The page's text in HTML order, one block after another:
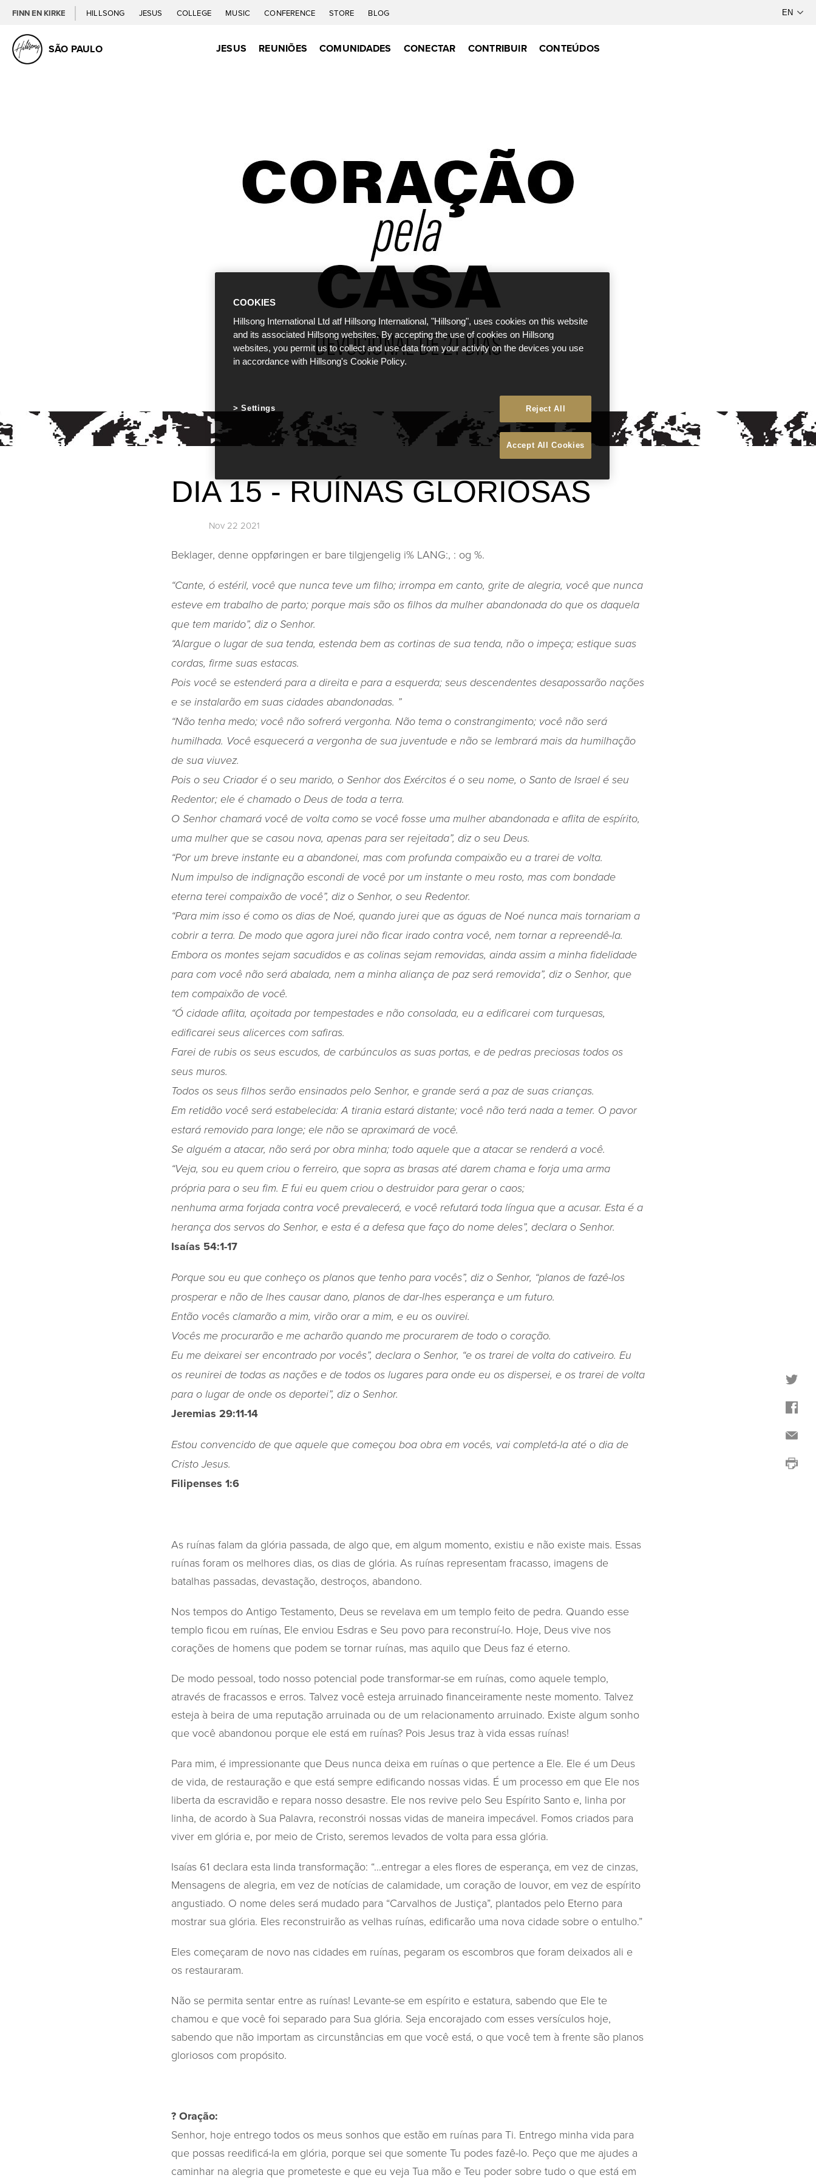
FINN EN KIRKE HILLSONG JESUS COLLEGE MUSIC CONFERENCE STORE BLOG
SÃO PAULO JESUS REUNIÕES COMUNIDADES CONECTAR CONTRIBUIR CONTEÚDOS
DIA 15 - RUÍNAS GLORIOSAS
Nov 22 2021
Beklager, denne oppføringen er bare tilgjengelig i% LANG:, : og %.
“Cante, ó estéril, você que nunca teve um filho; irrompa em canto, grite de alegria, você que nunca
esteve em trabalho de parto; porque mais são os filhos da mulher abandonada do que os daquela
que tem marido”, diz o Senhor.
“Alargue o lugar de sua tenda, estenda bem as cortinas de sua tenda, não o impeça; estique suas
cordas, firme suas estacas.
Pois você se estenderá para a direita e para a esquerda; seus descendentes desapossarão nações
e se instalarão em suas cidades abandonadas. ”
“Não tenha medo; você não sofrerá vergonha. Não tema o constrangimento; você não será
humilhada. Você esquecerá a vergonha de sua juventude e não se lembrará mais da humilhação
de sua viuvez.
Pois o seu Criador é o seu marido, o Senhor dos Exércitos é o seu nome, o Santo de Israel é seu
Redentor; ele é chamado o Deus de toda a terra.
O Senhor chamará você de volta como se você fosse uma mulher abandonada e aflita de espírito,
uma mulher que se casou nova, apenas para ser rejeitada”, diz o seu Deus.
“Por um breve instante eu a abandonei, mas com profunda compaixão eu a trarei de volta.
Num impulso de indignação escondi de você por um instante o meu rosto, mas com bondade
eterna terei compaixão de você”, diz o Senhor, o seu Redentor.
“Para mim isso é como os dias de Noé, quando jurei que as águas de Noé nunca mais tornariam a
cobrir a terra. De modo que agora jurei não ficar irado contra você, nem tornar a repreendê-la.
Embora os montes sejam sacudidos e as colinas sejam removidas, ainda assim a minha fidelidade
para com você não será abalada, nem a minha aliança de paz será removida”, diz o Senhor, que
tem compaixão de você.
“Ó cidade aflita, açoitada por tempestades e não consolada, eu a edificarei com turquesas,
edificarei seus alicerces com safiras.
Farei de rubis os seus escudos, de carbúnculos as suas portas, e de pedras preciosas todos os
seus muros.
Todos os seus filhos serão ensinados pelo Senhor, e grande será a paz de suas crianças.
Em retidão você será estabelecida: A tirania estará distante; você não terá nada a temer. O pavor
estará removido para longe; ele não se aproximará de você.
Se alguém a atacar, não será por obra minha; todo aquele que a atacar se renderá a você.
“Veja, sou eu quem criou o ferreiro, que sopra as brasas até darem chama e forja uma arma
própria para o seu fim. E fui eu quem criou o destruidor para gerar o caos;
nenhuma arma forjada contra você prevalecerá, e você refutará toda língua que a acusar. Esta é a
herança dos servos do Senhor, e esta é a defesa que faço do nome deles”, declara o Senhor.
Isaías 54:1-17
Porque sou eu que conheço os planos que tenho para vocês”, diz o Senhor, “planos de fazê-los
prosperar e não de lhes causar dano, planos de dar-lhes esperança e um futuro.
Então vocês clamarão a mim, virão orar a mim, e eu os ouvirei.
Vocês me procurarão e me acharão quando me procurarem de todo o coração.
Eu me deixarei ser encontrado por vocês”, declara o Senhor, “e os trarei de volta do cativeiro. Eu
os reunirei de todas as nações e de todos os lugares para onde eu os dispersei, e os trarei de volta
para o lugar de onde os deportei”, diz o Senhor.
Jeremias 29:11-14
Estou convencido de que aquele que começou boa obra em vocês, vai completá-la até o dia de
Cristo Jesus.
Filipenses 1:6
As ruínas falam da glória passada, de algo que, em algum momento, existiu e não existe mais. Essas
ruínas foram os melhores dias, os dias de glória. As ruínas representam fracasso, imagens de
batalhas passadas, devastação, destroços, abandono.
Nos tempos do Antigo Testamento, Deus se revelava em um templo feito de pedra. Quando esse
templo ficou em ruínas, Ele enviou Esdras e Seu povo para reconstruí-lo. Hoje, Deus vive nos
corações de homens que podem se tornar ruínas, mas aquilo que Deus faz é eterno.
De modo pessoal, todo nosso potencial pode transformar-se em ruínas, como aquele templo,
através de fracassos e erros. Talvez você esteja arruinado financeiramente neste momento. Talvez
esteja à beira de uma reputação arruinada ou de um relacionamento arruinado. Existe algum sonho
que você abandonou porque ele está em ruínas? Pois Jesus traz à vida essas ruínas!
Para mim, é impressionante que Deus nunca deixa em ruínas o que pertence a Ele. Ele é um Deus
de vida, de restauração e que está sempre edificando nossas vidas. É um processo em que Ele nos
liberta da escravidão e repara nosso desastre. Ele nos revive pelo Seu Espírito Santo e, linha por
linha, de acordo à Sua Palavra, reconstrói nossas vidas de maneira impecável. Fomos criados para
viver em glória e, por meio de Cristo, seremos levados de volta para essa glória.
Isaías 61 declara esta linda transformação: “…entregar a eles flores de esperança, em vez de cinzas,
Mensagens de alegria, em vez de notícias de calamidade, um coração de louvor, em vez de espírito
angustiado. O nome deles será mudado para “Carvalhos de Justiça”, plantados pelo Eterno para
mostrar sua glória. Eles reconstruirão as velhas ruínas, edificarão uma nova cidade sobre o entulho.”
Eles começaram de novo nas cidades em ruínas, pegaram os escombros que foram deixados ali e
os restauraram.
Não se permita sentar entre as ruínas! Levante-se em espírito e estatura, sabendo que Ele te
chamou e que você foi separado para Sua glória. Seja encorajado com esses versículos hoje,
sabendo que não importam as circunstâncias em que você está, o que você tem à frente são planos
gloriosos com propósito.
? Oração:
Senhor, hoje entrego todos os meus sonhos que estão em ruínas para Ti. Entrego minha vida para
que possas reedificá-la em glória, porque sei que somente Tu podes fazê-lo. Peço que me ajudes a
caminhar na alegria que prometeste e que eu veja Tua mão e Teu poder sobre tudo o que está em
COOKIES
Hillsong International Ltd atf Hillsong International, "Hillsong", uses cookies on this website
and its associated Hillsong websites. By accepting the use of cookies on Hillsong
websites, you permit us to collect and use data from your activity on the devices you use
in accordance with Hillsong's Cookie Policy.
Reject All
Accept All Cookies
Settings